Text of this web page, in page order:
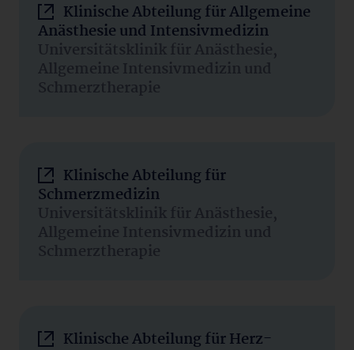
Klinische Abteilung für Allgemeine
Anästhesie und Intensivmedizin
Universitätsklinik für Anästhesie,
Allgemeine Intensivmedizin und
Schmerztherapie
Klinische Abteilung für
Schmerzmedizin
Universitätsklinik für Anästhesie,
Allgemeine Intensivmedizin und
Schmerztherapie
Klinische Abteilung für Herz-